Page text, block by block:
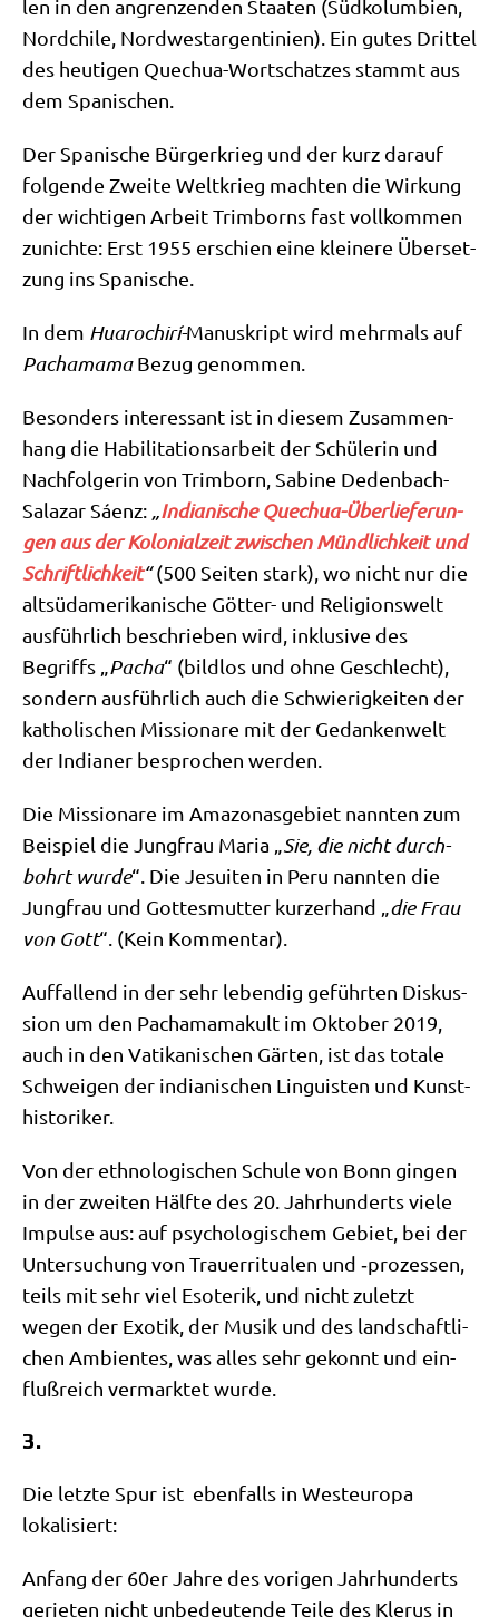
len in den angren­zen­den Staa­ten (Süd­ko­lum­bi­en,
Nord­chi­le, Nord­west­ar­gen­ti­ni­en). Ein gutes Drit­tel
des heu­ti­gen Quechua-Wort­schat­zes stammt aus
dem Spanischen.
Der Spa­ni­sche Bür­ger­krieg und der kurz dar­auf
fol­gen­de Zwei­te Welt­krieg mach­ten die Wir­kung
der wich­ti­gen Arbeit Trim­borns fast voll­kom­men
zunich­te: Erst 1955 erschien eine klei­ne­re Über­set­
zung ins Spanische.
In dem Hua­ro­chi­rí-Manu­skript wird mehr­mals auf
Pacha­ma­maBezug genom­men.
Beson­ders inter­es­sant ist in die­sem Zusam­men­
hang die Habi­li­ta­ti­ons­ar­beit der Schü­le­rin und
Nach­fol­ge­rin von Trim­born, Sabi­ne Deden­bach-
Sala­zar Sáenz: „India­ni­sche Quechua-Über­lie­fe­run­
gen aus der Kolo­ni­al­zeit zwi­schen Münd­lich­keit und
Schrift­lich­keit“(500 Sei­ten stark), wo nicht nur die
alt­süd­ame­ri­ka­ni­sche Göt­ter- und Reli­gi­ons­welt
aus­führ­lich beschrie­ben wird, inklu­si­ve des
Begriffs „ Pacha“ (bild­los und ohne Geschlecht),
son­dern aus­führ­lich auch die Schwie­rig­kei­ten der
katho­li­schen Mis­sio­na­re mit der Gedan­ken­welt
der India­ner bespro­chen werden.
Die Mis­sio­na­re im Ama­zo­nas­ge­biet nann­ten zum
Bei­spiel die Jung­frau Maria „ Sie, die nicht durch­
bohrt wur­de“. Die Jesui­ten in Peru nann­ten die
Jung­frau und Got­tes­mut­ter kur­zer­hand „ die Frau
von Gott“. (Kein Kommentar).
Auf­fal­lend in der sehr leben­dig geführ­ten Dis­kus­
si­on um den Pacha­ma­ma­kult im Okto­ber 2019,
auch in den Vati­ka­ni­schen Gär­ten, ist das tota­le
Schwei­gen der india­ni­schen Lin­gu­isten und Kunst­
hi­sto­ri­ker.
Von der eth­no­lo­gi­schen Schu­le von Bonn gin­gen
in der zwei­ten Hälf­te des 20. Jahr­hun­derts vie­le
Impul­se aus: auf psy­cho­lo­gi­schem Gebiet, bei der
Unter­su­chung von Trau­er­ri­tua­len und ‑pro­zes­sen,
teils mit sehr viel Eso­te­rik, und nicht zuletzt
wegen der Exo­tik, der Musik und des land­schaft­li­
chen Ambi­en­tes, was alles sehr gekonnt und ein­
fluß­reich ver­mark­tet wurde.
3.
Die letz­te Spur ist eben­falls in West­eu­ro­pa
lokalisiert:
Anfang der 60er Jah­re des vori­gen Jahr­hun­derts
gerie­ten nicht unbe­deu­ten­de Tei­le des Kle­rus in